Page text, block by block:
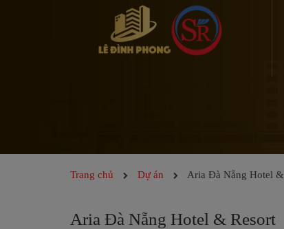
Trang chủ Dự án Aria Đà Nẵng Hotel
Aria Đà Nẵng Hotel & Resort